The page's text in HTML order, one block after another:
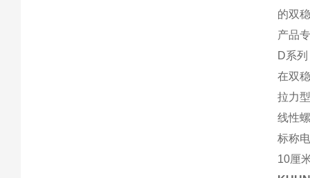
的双
产品
D系
在双
拉力
线性
标称
10厘